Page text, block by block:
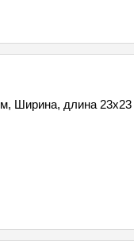
Ширина, длина 23х23